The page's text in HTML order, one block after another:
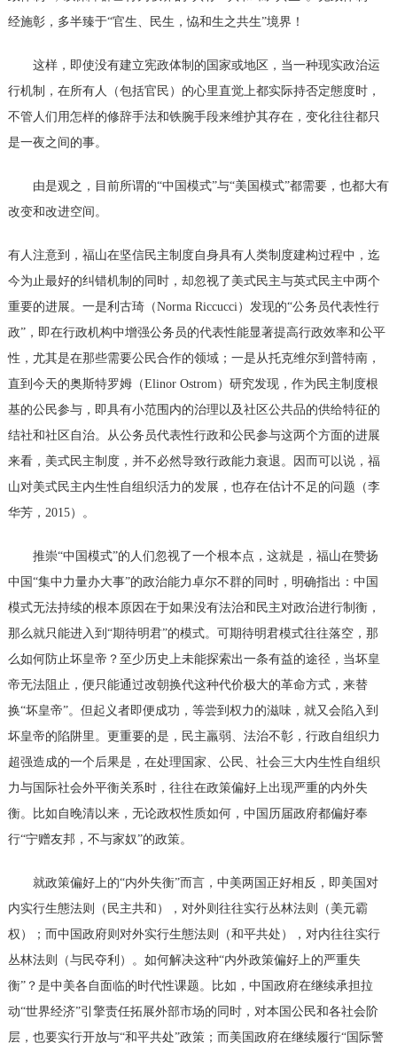
经施彰，多半臻于“官生、民生，恊和生之共生”境界！
这样，即使没有建立宪政体制的国家或地区，当一种现实政治运
行机制，在所有人（包括官民）的心里直觉上都实际持否定態度时，
不管人们用怎样的修辞手法和铁腕手段来维护其存在，变化往往都只
是一夜之间的事。
由是观之，目前所谓的“中国模式”与“美国模式”都需要，也都大有
改变和改进空间。
有人注意到，福山在坚信民主制度自身具有人类制度建构过程中，迄
今为止最好的纠错机制的同时，却忽视了美式民主与英式民主中两个
重要的进展。一是利古琦（Norma Riccucci）发现的“公务员代表性行
政”，即在行政机构中增强公务员的代表性能显著提高行政效率和公平
性，尤其是在那些需要公民合作的领域；一是从托克维尔到普特南，
直到今天的奥斯特罗姆（Elinor Ostrom）研究发现，作为民主制度根
基的公民参与，即具有小范围内的治理以及社区公共品的供给特征的
结社和社区自治。从公务员代表性行政和公民参与这两个方面的进展
来看，美式民主制度，并不必然导致行政能力衰退。因而可以说，福
山对美式民主内生性自组织活力的发展，也存在估计不足的问题（李
华芳， 2015）。
推崇“中国模式”的人们忽视了一个根本点，这就是，福山在赞扬
中国“集中力量办大事”的政治能力卓尔不群的同时，明确指出：中国
模式无法持续的根本原因在于如果没有法治和民主对政治进行制衡，
那么就只能进入到“期待明君”的模式。可期待明君模式往往落空，那
么如何防止坏皇帝？至少历史上未能探索出一条有益的途径，当坏皇
帝无法阻止，便只能通过改朝换代这种代价极大的革命方式，来替
换“坏皇帝”。但起义者即便成功，等尝到权力的滋味，就又会陷入到
坏皇帝的陷阱里。更重要的是，民主羸弱、法治不彰，行政自组织力
超强造成的一个后果是，在处理国家、公民、社会三大内生性自组织
力与国际社会外平衡关系时，往往在政策偏好上出现严重的内外失
衡。比如自晚清以来，无论政权性质如何，中国历届政府都偏好奉
行“宁赠友邦，不与家奴”的政策。
就政策偏好上的“内外失衡”而言，中美两国正好相反，即美国对
内实行生態法则（民主共和），对外则往往实行丛林法则（美元霸
权）；而中国政府则对外实行生態法则（和平共处），对内往往实行
丛林法则（与民夺利）。如何解决这种“内外政策偏好上的严重失
衡”？是中美各自面临的时代性课题。比如，中国政府在继续承担拉
动“世界经济”引擎责任拓展外部市场的同时，对本国公民和各社会阶
层，也要实行开放与“和平共处”政策；而美国政府在继续履行“国际警